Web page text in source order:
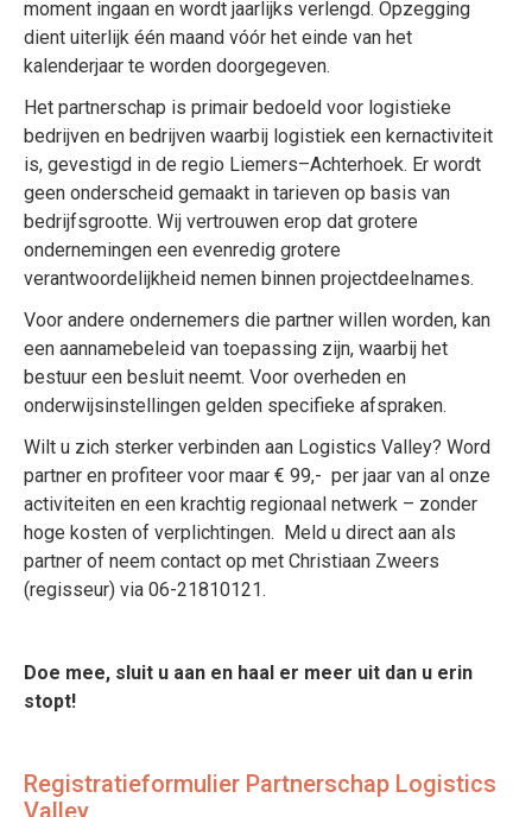
moment ingaan en wordt jaarlijks verlengd. Opzegging
dient uiterlijk één maand vóór het einde van het
kalenderjaar te worden doorgegeven.
Het partnerschap is primair bedoeld voor logistieke
bedrijven en bedrijven waarbij logistiek een kernactiviteit
is, gevestigd in de regio Liemers–Achterhoek. Er wordt
geen onderscheid gemaakt in tarieven op basis van
bedrijfsgrootte. Wij vertrouwen erop dat grotere
ondernemingen een evenredig grotere
verantwoordelijkheid nemen binnen projectdeelnames.
Voor andere ondernemers die partner willen worden, kan
een aannamebeleid van toepassing zijn, waarbij het
bestuur een besluit neemt. Voor overheden en
onderwijsinstellingen gelden specifieke afspraken.
Wilt u zich sterker verbinden aan Logistics Valley? Word
partner en profiteer voor maar € 99,- per jaar van al onze
activiteiten en een krachtig regionaal netwerk – zonder
hoge kosten of verplichtingen. Meld u direct aan als
partner of neem contact op met Christiaan Zweers
(regisseur) via 06-21810121.
Doe mee, sluit u aan en haal er meer uit dan u erin
stopt!
Registratieformulier Partnerschap Logistics
Valley